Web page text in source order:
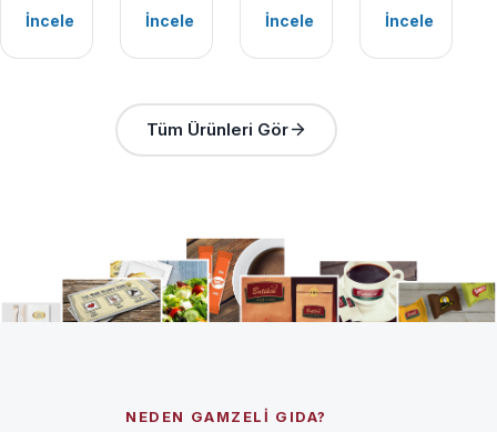
İncele
İncele
İncele İncele
Tüm Ürünleri Gör
NEDEN GAMZELI GIDA?